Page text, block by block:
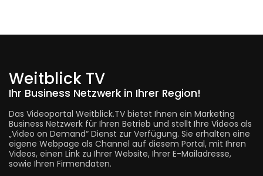
Weitblick TV
Ihr Business Netzwerk in Ihrer Region!
Das Videoportal Weitblick.TV bietet Ihnen ein Marketing
Business Netzwerk für Ihren Betrieb und stellt Ihre Videos als
„Video on Demand“ Dienst zur Verfügung. Sie erhalten eine
eigene Webpage als Channel auf diesem Portal, mit Ihren
Videos, einen Link zu Ihrer Website, Ihrer E-Mailadresse,
sowie Ihren Firmendaten.